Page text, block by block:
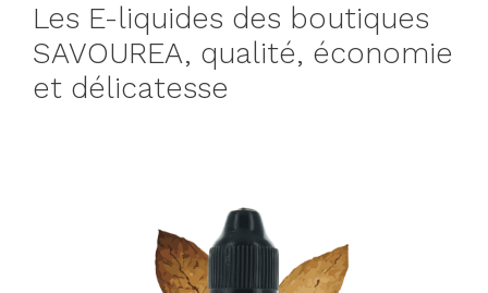
Les E-liquides des boutiques
SAVOUREA, qualité, économie
et délicatesse